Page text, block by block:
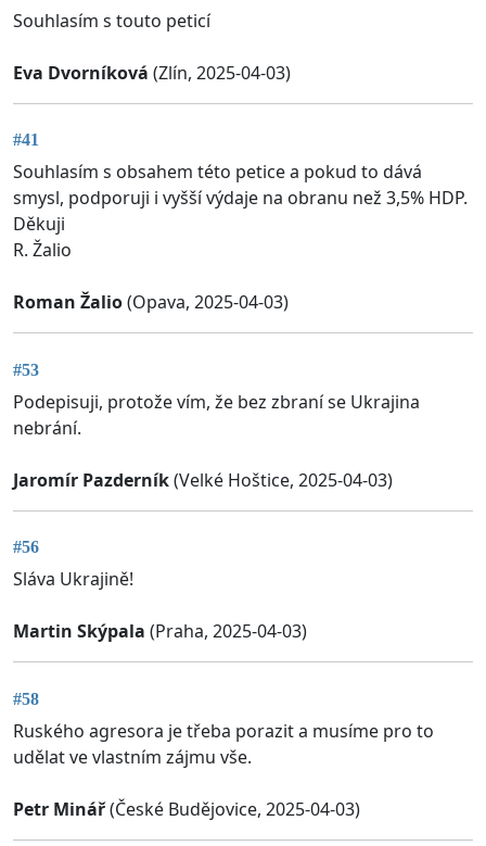
Souhlasím s touto peticí
Eva Dvorníková (Zlín, 2025-04-03)
#41
Souhlasím s obsahem této petice a pokud to dává
smysl, podporuji i vyšší výdaje na obranu než 3,5% HDP.
Děkuji
R. Žalio
Roman Žalio(Opava, 2025-04-03)
#53
Podepisuji, protože vím, že bez zbraní se Ukrajina
nebrání.
Jaromír Pazderník(Velké Hoštice, 2025-04-03)
#56
Sláva Ukrajině!
Martin Skýpala (Praha, 2025-04-03)
#58
Ruského agresora je třeba porazit a musíme pro to
udělat ve vlastním zájmu vše.
Petr Minář(České Budějovice, 2025-04-03)